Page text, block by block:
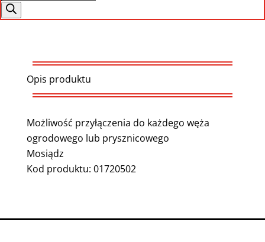
produktów
Opis produktu
Możliwość przyłączenia do każdego węża
ogrodowego lub prysznicowego
Mosiądz
Kod produktu: 01720502